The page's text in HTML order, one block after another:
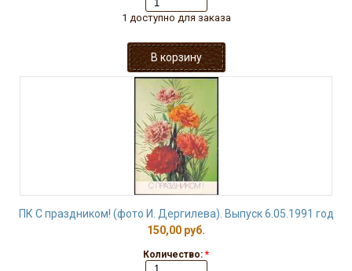
1 доступно для заказа
ПК С праздником! (фото И. Дергилева). Выпуск 6.05.1991 год
150,00 руб.
Количество: *